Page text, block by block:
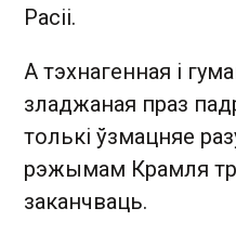
Расіі.
А тэхнагенная і
зладжаная праз
толькі ўзмацняе
рэжымам Крамля
заканчваць.